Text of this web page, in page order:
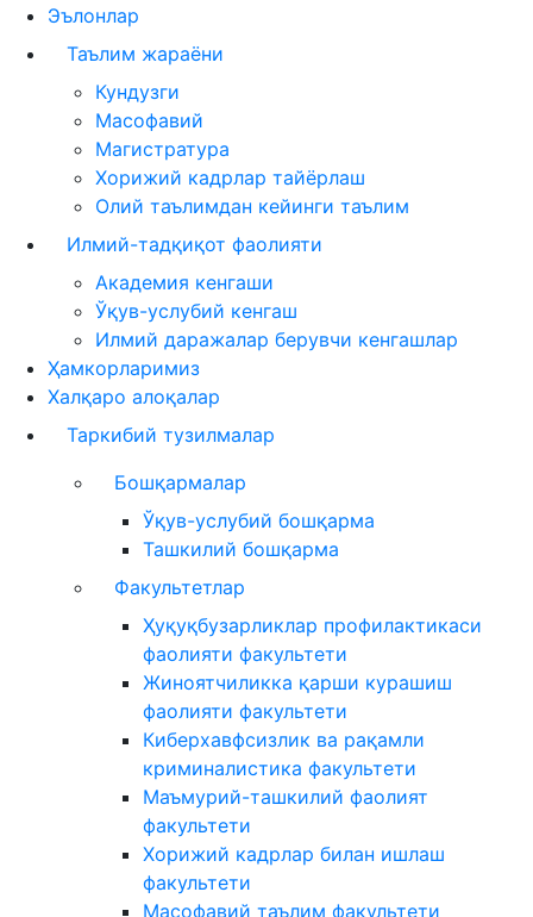
Эълонлар
Таълим жараёни
Кундузги
Масофавий
Магистратура
Хорижий кадрлар тайёрлаш
Олий таълимдан кейинги таълим
Илмий-тадқиқот фаолияти
Академия кенгаши
Ўқув-услубий кенгаш
Илмий даражалар берувчи кенгашлар
Ҳамкорларимиз
Халқаро алоқалар
Таркибий тузилмалар
Бошқармалар
Ўқув-услубий бошқарма
Ташкилий бошқарма
Факультетлар
Ҳуқуқбузарликлар профилактикаси
фаолияти факультети
Жиноятчиликка қарши курашиш
фаолияти факультети
Киберхавфсизлик ва рақамли
криминалистика факультети
Маъмурий-ташкилий фаолият
факультети
Хорижий кадрлар билан ишлаш
факультети
Масофавий таълим факультети